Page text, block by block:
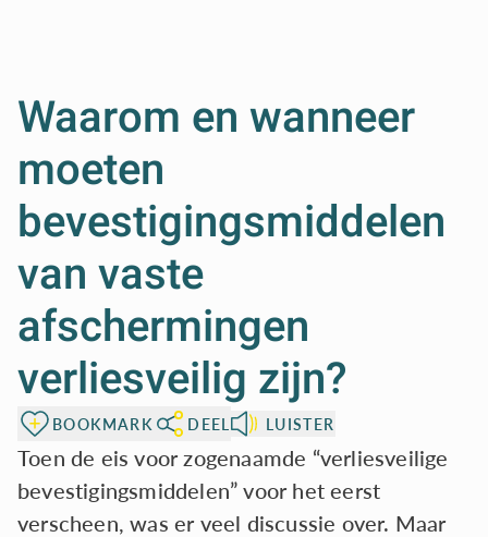
Waarom en wanneer
moeten
bevestigingsmiddelen
van vaste
afschermingen
verliesveilig zijn?
BOOKMARK DEEL LUISTER
Toen de eis voor zogenaamde “verliesveilige
bevestigingsmiddelen” voor het eerst
verscheen, was er veel discussie over. Maar